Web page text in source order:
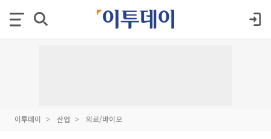
이투데이 산업 의료/바이오